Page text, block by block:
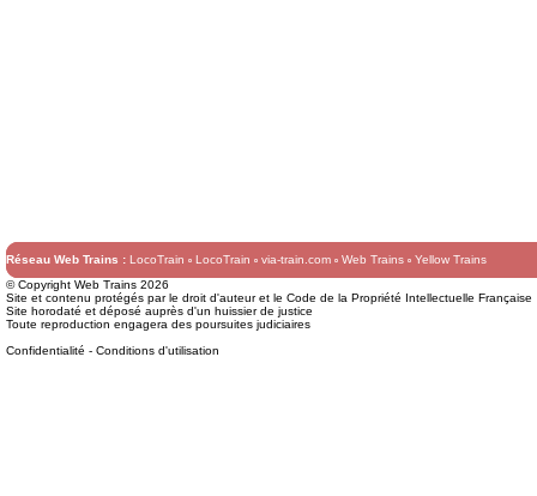
Réseau Web Trains : LocoTrain LocoTrain via-train.com Web Trains
Yellow Trains
© Copyright Web Trains 2026
Site et contenu protégés par le droit d'auteur et le Code de la Propriété Intellectuelle Française
Site horodaté et déposé auprès d'un huissier de justice
Toute reproduction engagera des poursuites judiciaires
Confidentialité - Conditions d'utilisation